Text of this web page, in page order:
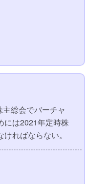
総会でバーチャ
には2021年定時株
ればならない。